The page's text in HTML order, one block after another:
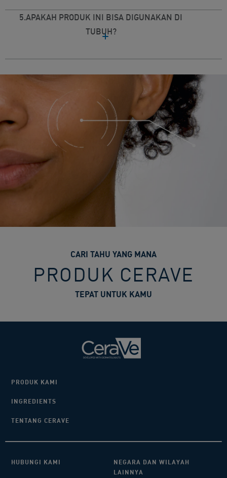
5.APAKAH PRODUK INI BISA DIGUNAKAN DI
TUBUH?
CARI TAHU YANG MANA
PRODUK CERAVE
TEPAT UNTUK KAMU
PRODUK KAMI
INGREDIENTS
TENTANG CERAVE
HUBUNGI KAMI​
NEGARA DAN WILAYAH
LAINNYA